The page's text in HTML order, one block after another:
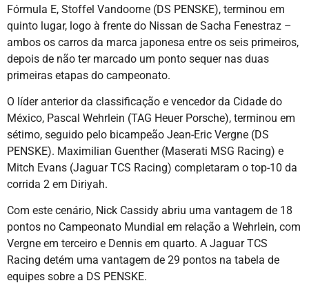
Fórmula E, Stoffel Vandoorne (DS PENSKE), terminou em
quinto lugar, logo à frente do Nissan de Sacha Fenestraz –
ambos os carros da marca japonesa entre os seis primeiros,
depois de não ter marcado um ponto sequer nas duas
primeiras etapas do campeonato.
O líder anterior da classificação e vencedor da Cidade do
México, Pascal Wehrlein (TAG Heuer Porsche), terminou em
sétimo, seguido pelo bicampeão Jean-Eric Vergne (DS
PENSKE). Maximilian Guenther (Maserati MSG Racing) e
Mitch Evans (Jaguar TCS Racing) completaram o top-10 da
corrida 2 em Diriyah.
Com este cenário, Nick Cassidy abriu uma vantagem de 18
pontos no Campeonato Mundial em relação a Wehrlein, com
Vergne em terceiro e Dennis em quarto. A Jaguar TCS
Racing detém uma vantagem de 29 pontos na tabela de
equipes sobre a DS PENSKE.